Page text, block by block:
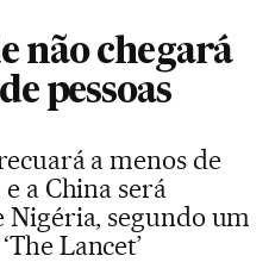
não chegará
pessoas
a menos de
e a China será
segundo um
Lancet’